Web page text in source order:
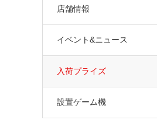
店舗情報
イベント&ニュース
入荷プライズ
設置ゲーム機